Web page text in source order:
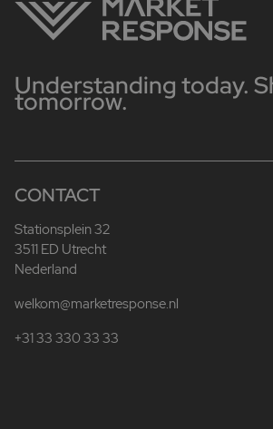
Understanding today.
tomorrow.
CONTACT
Stationsplein 32
3511 ED Utrecht
Nederland
welkom@marketresponse.nl
+31 33 330 33 33